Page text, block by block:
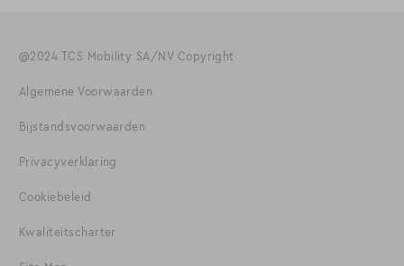
@2024 TCS Mobility SA/NV Copyright
Algemene Voorwaarden
Bijstandsvoorwaarden
Privacyverklaring
Cookiebeleid
Kwaliteitscharter